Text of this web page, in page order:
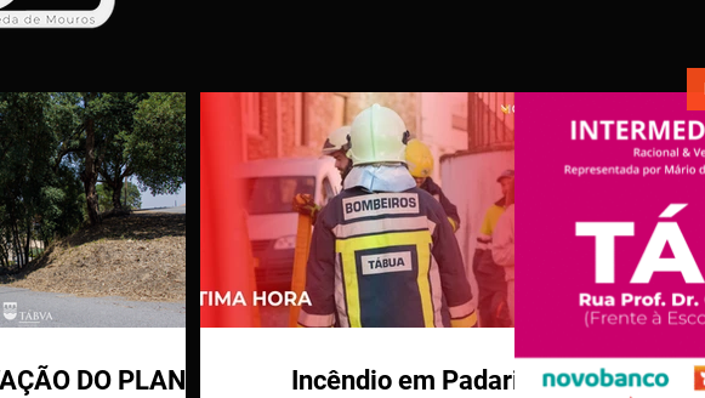
DO PLANO
Incêndio em Padaria